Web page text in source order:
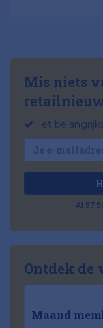
Mis niets
Het
Al
Ontdek de
Maand